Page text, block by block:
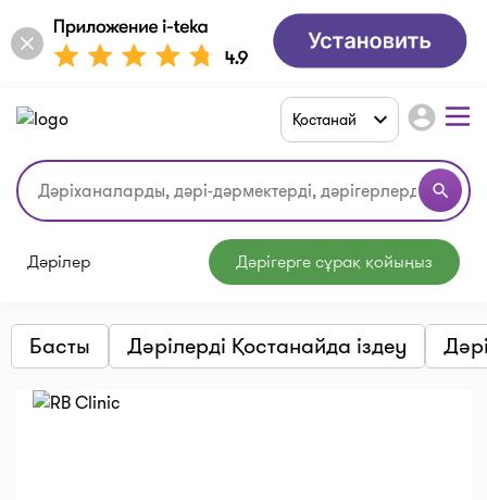
search
Қостанай account_circle
Дәрілер Дәрігерге сұрақ қойыңыз
Басты Дәрілерді Қостанайда іздеу